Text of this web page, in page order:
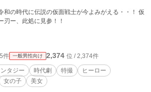
和の時代に伝説の仮面戦士が今よみがえる・・！ 仮
刃ー、此処に見参！！
件 一般男性向け 2,374 位 / 2,374件
タジー 時代劇 特撮
ヒーロー
女の子 美女